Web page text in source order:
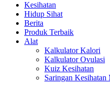
Kesihatan
Hidup Sihat
Berita
Produk Terbaik
Alat
Kalkulator Kalori
Kalkulator Ovulasi
Kuiz Kesihatan
Saringan